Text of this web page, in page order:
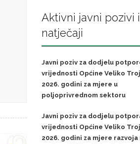
Aktivni javni pozivi i
natječaji
Javni poziv za dodjelu
vrijednosti Općine Veliko
2026. godini za mjere u
poljoprivrednom sektoru
Javni poziv za dodjelu
vrijednosti Općine Veliko
2026. godini za mjere razvoja